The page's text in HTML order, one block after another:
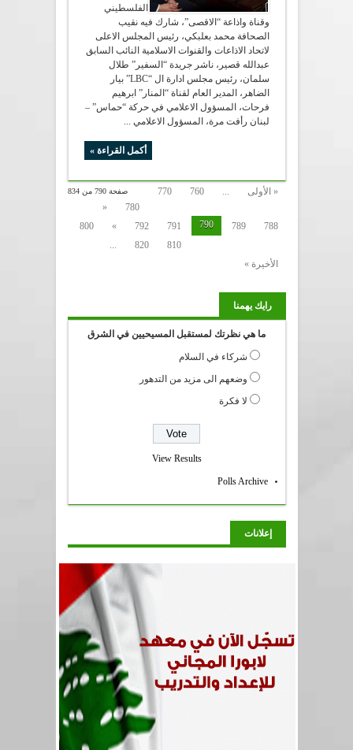
الفلسطيني
وقناة واذاعة “الاقصى”، شارك فيه نقيب
الصحافة محمد بعلبكي، رئيس المجلس الاعلى
لاتحاد الاذاعات والقنوات الاسلامية النائب السابق
عبدالله قصير، ناشر جريدة “السفير” طلال
سلمان، رئيس مجلس ادارة ال “LBC” بيار
الضاهر، المدير العام لقناة “المنار” ابرهيم
فرحات، المسؤول الاعلامي في حركة “حماس” –
لبنان رأفت مرة، المسؤول الاعلامي ...
أكمل القراءة »
صفحة 790 من 834 « الأولى ...
760
770
780
«
788
789
790
791
792
»
800
810
820
...
الأخيرة »
رايك يهمنا
ما هي نظرتك لمستقبل المسيحيين في الشرق
شركاء في السلام
وضعهم الى مزيد من التدهور
لا فكرة
View Results
Polls Archive
إعلانات